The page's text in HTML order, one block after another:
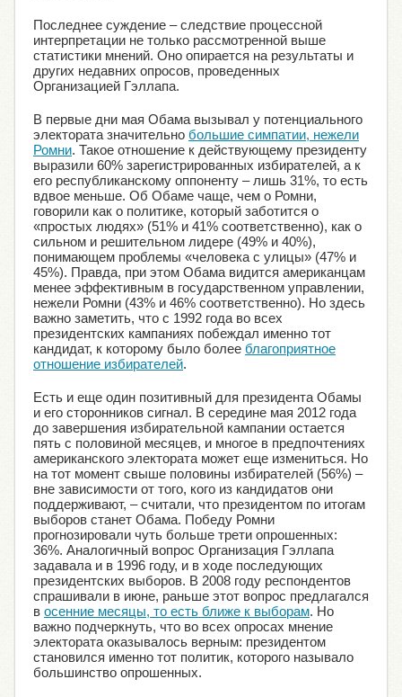
Последнее суждение – следствие процессной
интерпретации не только рассмотренной выше
статистики мнений. Оно опирается на результаты и
других недавних опросов, проведенных
Организацией Гэллапа.
В первые дни мая Обама вызывал у потенциального
электората значительно большие симпатии, нежели
Ромни. Такое отношение к действующему президенту
выразили 60% зарегистрированных избирателей, а к
его республиканскому оппоненту – лишь 31%, то есть
вдвое меньше. Об Обаме чаще, чем о Ромни,
говорили как о политике, который заботится о
«простых людях» (51% и 41% соответственно), как о
сильном и решительном лидере (49% и 40%),
понимающем проблемы «человека с улицы» (47% и
45%). Правда, при этом Обама видится американцам
менее эффективным в государственном управлении,
нежели Ромни (43% и 46% соответственно). Но здесь
важно заметить, что с 1992 года во всех
президентских кампаниях побеждал именно тот
кандидат, к которому было более благоприятное
отношение избирателей.
Есть и еще один позитивный для президента Обамы
и его сторонников сигнал. В середине мая 2012 года
до завершения избирательной кампании остается
пять с половиной месяцев, и многое в предпочтениях
американского электората может еще измениться. Но
на тот момент свыше половины избирателей (56%) –
вне зависимости от того, кого из кандидатов они
поддерживают, – считали, что президентом по итогам
выборов станет Обама. Победу Ромни
прогнозировали чуть больше трети опрошенных:
36%. Аналогичный вопрос Организация Гэллапа
задавала и в 1996 году, и в ходе последующих
президентских выборов. В 2008 году респондентов
спрашивали в июне, раньше этот вопрос предлагался
в осенние месяцы, то есть ближе к выборам. Но
важно подчеркнуть, что во всех опросах мнение
электората оказывалось верным: президентом
становился именно тот политик, которого называло
большинство опрошенных.